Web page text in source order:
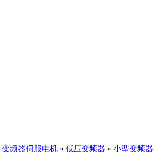
变频器伺服电机 » 低压变频器 » 小型变频器